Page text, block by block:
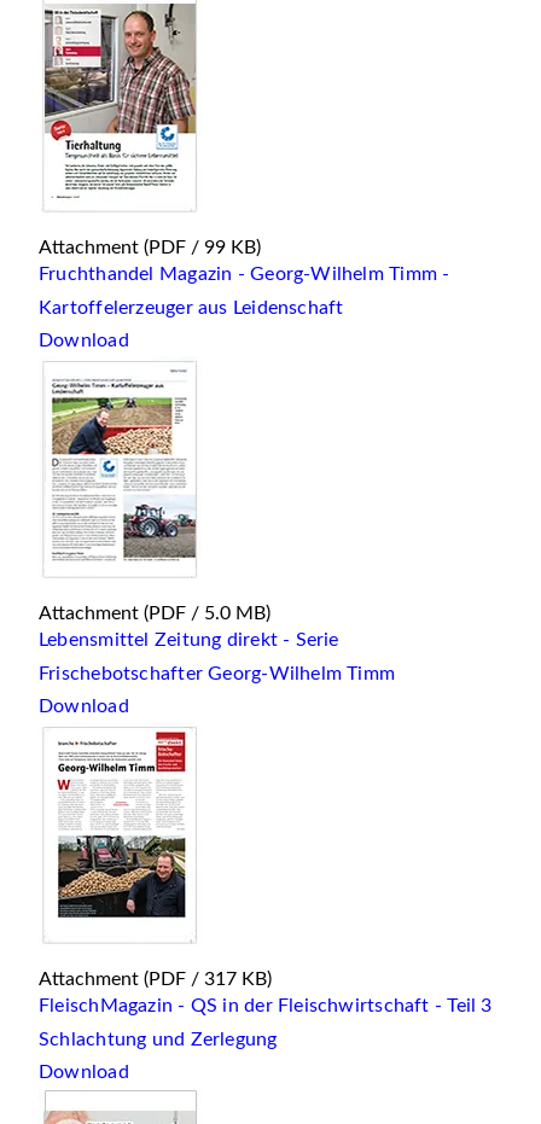
Attachment (PDF / 99 KB)
Fruchthandel Magazin - Georg-Wilhelm Timm -
Kartoffelerzeuger aus Leidenschaft
Download
Attachment (PDF / 5.0 MB)
Lebensmittel Zeitung direkt - Serie
Frischebotschafter Georg-Wilhelm Timm
Download
Attachment (PDF / 317 KB)
FleischMagazin - QS in der Fleischwirtschaft - Teil 3
Schlachtung und Zerlegung
Download